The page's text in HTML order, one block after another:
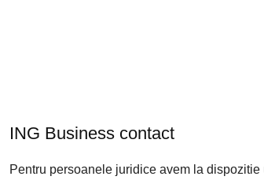
ING Business contact
Pentru persoanele juridice avem la